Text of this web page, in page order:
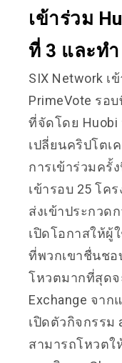
เข้าร่วม
ที่ 3 และทำ
SIX Network เ
PrimeVote รอ
ที่จัดโดย
เปลี่ยนคริปโตเ
การเข้าร่วมครั้
เข้ารอบ 25 โค
ส่งเข้าประกวด
เปิดโอกาสให้ผู้
ที่พวกเขาชื่นชอ
โหวตมากที่สุดจ
Exchange จาก
เปิดตัวกิจกรรม
สามารถโหวตใ